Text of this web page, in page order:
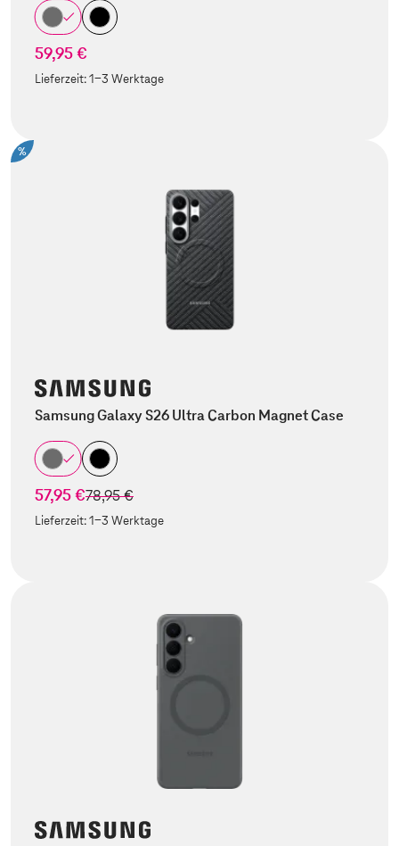
59,95 €
Lieferzeit:1-3 Werktage
%
Samsung Galaxy S26 Ultra Carbon Magnet Case
57,95 €statt
78,95 €
Lieferzeit:1-3 Werktage